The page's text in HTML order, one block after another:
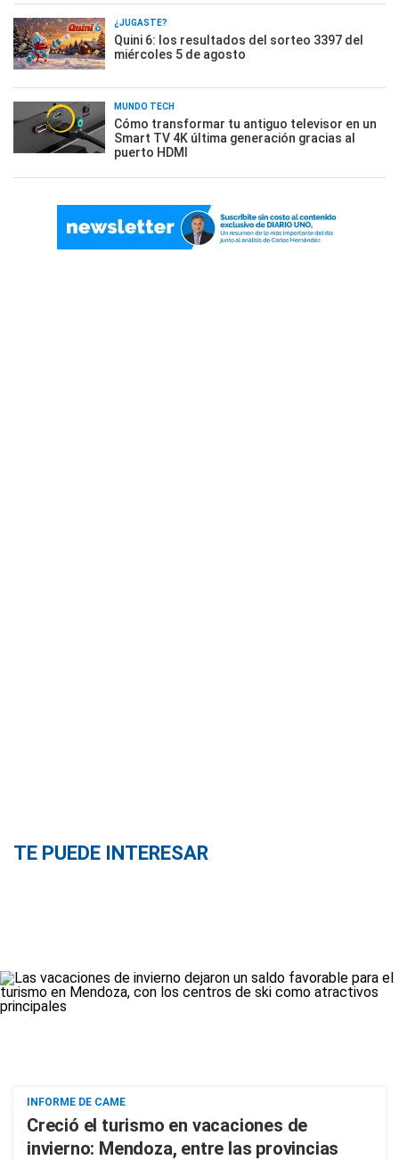
¿JUGASTE?
Quini 6: los resultados del sorteo 3397 del
miércoles 5 de agosto
MUNDO TECH
Cómo transformar tu antiguo televisor en un
Smart TV 4K última generación gracias al
puerto HDMI
TE PUEDE INTERESAR
INFORME DE CAME
Creció el turismo en vacaciones de
invierno: Mendoza, entre las provincias